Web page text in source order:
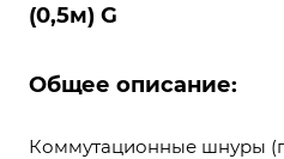
(0,5м) G
Общее описание:
Коммутационные шнуры